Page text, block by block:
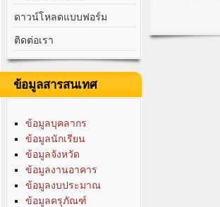
ดาวน์โหลดแบบฟอร์ม
ติดต่อเรา
ข้อมูลสารสนเทศ
ข้อมูลบุคลากร
ข้อมูลนักเรียน
ข้อมูลจังหวัด
ข้อมูลงานอาคาร
ข้อมูลงบประมาณ
ข้อมูลครุภัณฑ์